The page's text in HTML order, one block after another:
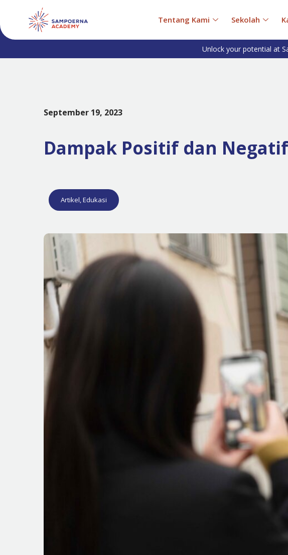
Tentang Kami Sekolah
Unlock your potential at
September 19, 2023
Dampak Positif dan
Artikel,Edukasi